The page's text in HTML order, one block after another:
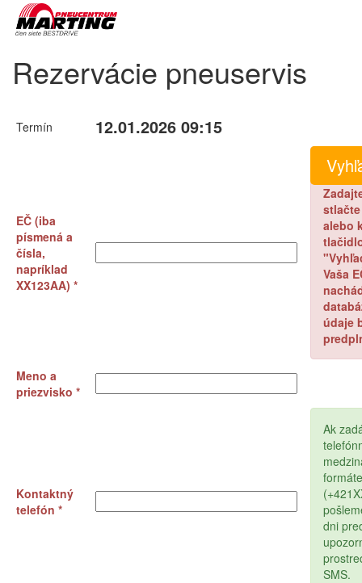
Rezervácie pneuservis
Termín 12.01.2026 09:15
EČ (iba
písmená a
čísla,
napríklad
XX123AA) *
stlačte
alebo
Vaša
údaje
Meno a
priezvisko *
Kontaktný
telefón *
Ak
formáte
dni
SMS.